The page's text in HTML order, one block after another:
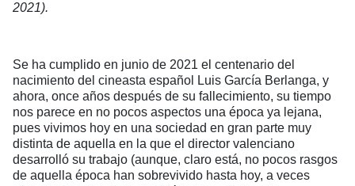
2021).
Se ha cumplido en junio de 2021 el centenario del
nacimiento del cineasta español Luis García Berlanga, y
ahora, once años después de su fallecimiento, su tiempo
nos parece en no pocos aspectos una época ya lejana,
pues vivimos hoy en una sociedad en gran parte muy
distinta de aquella en la que el director valenciano
desarrolló su trabajo (aunque, claro está, no pocos rasgos
de aquella época han sobrevivido hasta hoy, a veces